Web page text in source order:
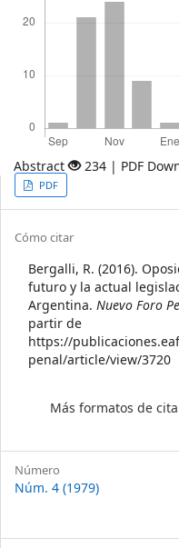
Abstract 234 | PDF
Article
Sidebar
PDF
Article
Details
Cómo citar
Bergalli, R. (2016).
futuro y la actual
Argentina. Nuevo Foro
partir de
https://
penal/article/view/3720
Más formatos de cita
Número
Núm. 4 (1979)